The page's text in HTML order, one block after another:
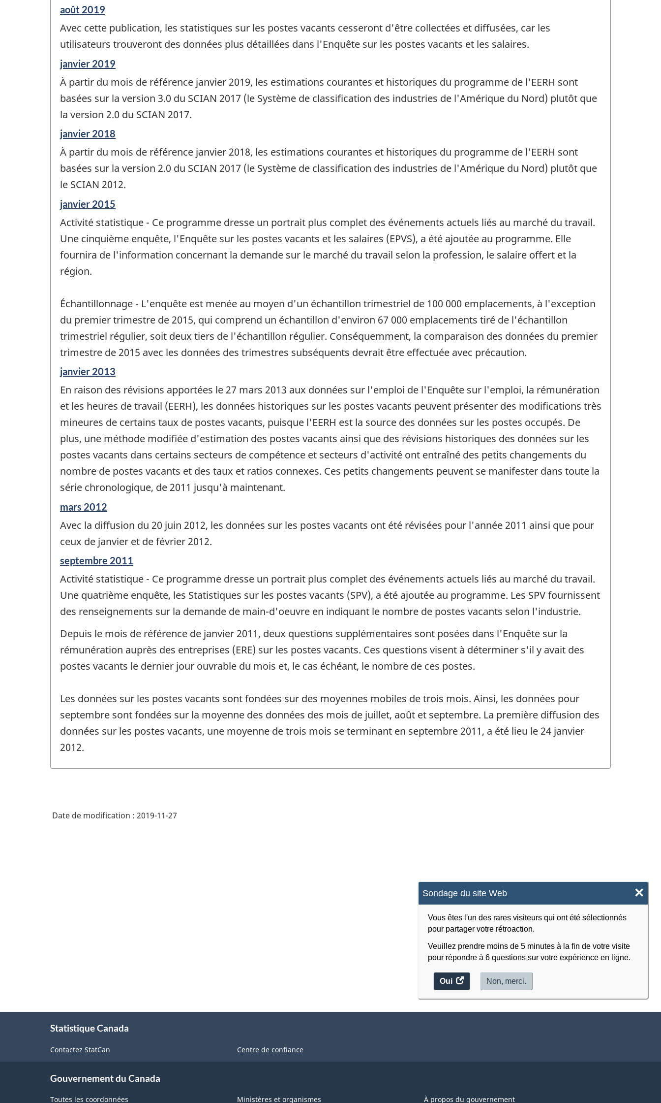
Sondage du site Web ×
Vous êtes l'un des rares visiteurs qui ont été sélectionnés
pour partager votre rétroaction.
Veuillez prendre moins de 5 minutes à la fin de votre visite
pour répondre à 6 questions sur votre expérience en ligne.
Oui
accéder
au
Non, merci.
Période
référence
de
-
août 2019
Avec cette publication, les statistiques sur les postes vacants cesseront d'être collectées et diffusées, car les
utilisateurs trouveront des données plus détaillées dans l'Enquête sur les postes vacants et les salaires.
Période
de
référence
de
-
janvier 2019
À partir du mois de référence janvier 2019, les estimations courantes et historiques du programme de l'EERH sont
basées sur la version 3.0 du SCIAN 2017 (le Système de classification des industries de l'Amérique du Nord) plutôt que
la version 2.0 du SCIAN 2017.
Période
de
référence
de
-
janvier 2018
À partir du mois de référence janvier 2018, les estimations courantes et historiques du programme de l'EERH sont
basées sur la version 2.0 du SCIAN 2017 (le Système de classification des industries de l'Amérique du Nord) plutôt que
le SCIAN 2012.
Période
référence
de
changement
-
janvier 2015
Activité statistique - Ce programme dresse un portrait plus complet des événements actuels liés au marché du travail.
Une cinquième enquête, l'Enquête sur les postes vacants et les salaires (EPVS), a été ajoutée au programme. Elle
fournira de l'information concernant la demande sur le marché du travail selon la profession, le salaire offert et la
région.
Échantillonnage - L'enquête est menée au moyen d'un échantillon trimestriel de 100 000 emplacements, à l'exception
du premier trimestre de 2015, qui comprend un échantillon d'environ 67 000 emplacements tiré de l'échantillon
trimestriel régulier, soit deux tiers de l'échantillon régulier. Conséquemment, la comparaison des données du premier
trimestre de 2015 avec les données des trimestres subséquents devrait être effectuée avec précaution.
Période
référence
de
-
janvier 2013
En raison des révisions apportées le 27 mars 2013 aux données sur l'emploi de l'Enquête sur l'emploi, la rémunération
et les heures de travail (EERH), les données historiques sur les postes vacants peuvent présenter des modifications très
mineures de certains taux de postes vacants, puisque l'EERH est la source des données sur les postes occupés. De
plus, une méthode modifiée d'estimation des postes vacants ainsi que des révisions historiques des données sur les
postes vacants dans certains secteurs de compétence et secteurs d'activité ont entraîné des petits changements du
nombre de postes vacants et des taux et ratios connexes. Ces petits changements peuvent se manifester dans toute la
série chronologique, de 2011 jusqu'à maintenant.
Période
référence
de
changement
-
mars 2012
Avec la diffusion du 20 juin 2012, les données sur les postes vacants ont été révisées pour l'année 2011 ainsi que pour
ceux de janvier et de février 2012.
Période
référence
de
changement
-
septembre 2011
Activité statistique - Ce programme dresse un portrait plus complet des événements actuels liés au marché du travail.
Une quatrième enquête, les Statistiques sur les postes vacants (SPV), a été ajoutée au programme. Les SPV fournissent
des renseignements sur la demande de main-d'oeuvre en indiquant le nombre de postes vacants selon l'industrie.
Depuis le mois de référence de janvier 2011, deux questions supplémentaires sont posées dans l'Enquête sur la
rémunération auprès des entreprises (ERE) sur les postes vacants. Ces questions visent à déterminer s'il y avait des
postes vacants le dernier jour ouvrable du mois et, le cas échéant, le nombre de ces postes.
Les données sur les postes vacants sont fondées sur des moyennes mobiles de trois mois. Ainsi, les données pour
septembre sont fondées sur la moyenne des données des mois de juillet, août et septembre. La première diffusion des
données sur les postes vacants, une moyenne de trois mois se terminant en septembre 2011, a été lieu le 24 janvier
2012.
Date de modification : 2019-11-27
Statistique Canada
Contactez StatCan Centre de confiance
Gouvernement du Canada
Toutes les coordonnées Ministères et organismes À propos du gouvernement